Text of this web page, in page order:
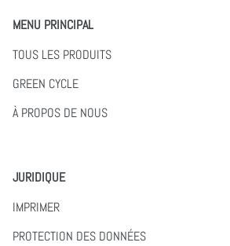
MENU PRINCIPAL
TOUS LES PRODUITS
GREEN CYCLE
À PROPOS DE NOUS
JURIDIQUE
IMPRIMER
PROTECTION DES DONNÉES